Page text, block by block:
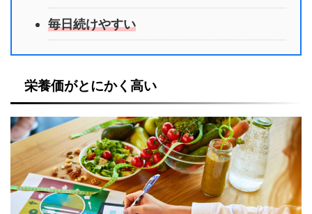
毎日続けやすい
栄養価がとにかく高い